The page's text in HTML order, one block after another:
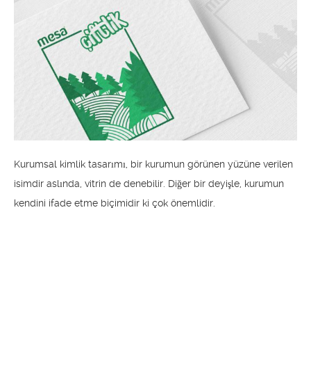
Kurumsal kimlik tasarımı, bir kurumun görünen yüzüne verilen
isimdir aslında, vitrin de denebilir. Diğer bir deyişle, kurumun
kendini ifade etme biçimidir ki çok önemlidir.